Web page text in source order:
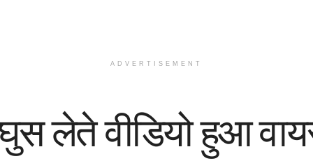
ADVERTISEMENT
लेते वीडियो हुआ